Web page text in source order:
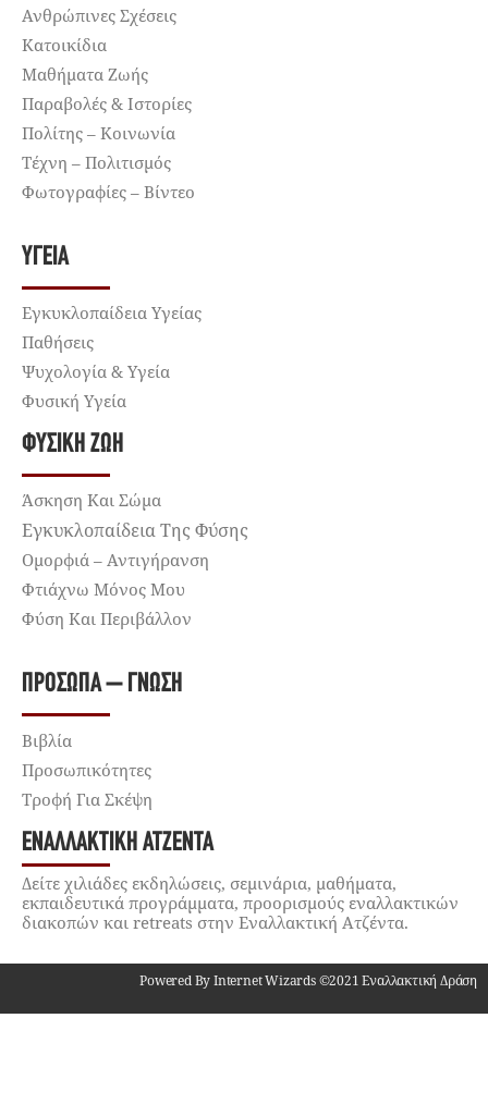
Ανθρώπινες Σχέσεις
Κατοικίδια
Μαθήματα Ζωής
Παραβολές & Ιστορίες
Πολίτης – Κοινωνία
Τέχνη – Πολιτισμός
Φωτογραφίες – Βίντεο
ΥΓΕΊΑ
Εγκυκλοπαίδεια Υγείας
Παθήσεις
Ψυχολογία & Υγεία
Φυσική Υγεία
ΦΥΣΙΚΉ ΖΩΉ
Άσκηση Και Σώμα
Εγκυκλοπαίδεια Της Φύσης
Ομορφιά – Αντιγήρανση
Φτιάχνω Μόνος Μου
Φύση Και Περιβάλλον
ΠΡΌΣΩΠΑ – ΓΝΏΣΗ
Βιβλία
Προσωπικότητες
Τροφή Για Σκέψη
ΕΝΑΛΛΑΚΤΙΚΉ ΑΤΖΈΝΤΑ
Δείτε χιλιάδες εκδηλώσεις, σεμινάρια, μαθήματα,
εκπαιδευτικά προγράμματα, προορισμούς εναλλακτικών
διακοπών και retreats στην Εναλλακτική Ατζέντα.
Powered By Internet Wizards ©2021 Εναλλακτική Δράση